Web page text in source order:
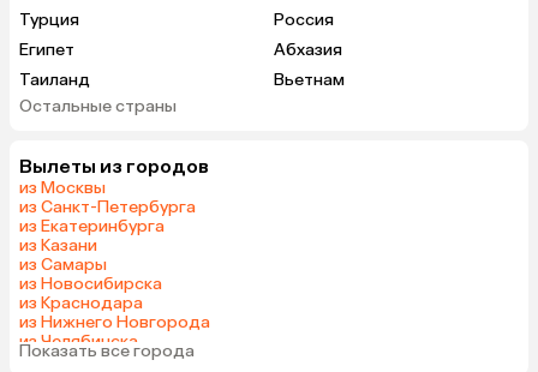
Турция
Россия
Египет
Абхазия
Таиланд
Вьетнам
ОАЭ
Армения
Казахстан
Сербия
Катар
Гонконг
Куба
Венгрия
Остальные страны
Вылеты из городов
из Москвы
из Санкт-Петербурга
из Екатеринбурга
из Казани
из Самары
из Новосибирска
из Краснодара
из Нижнего Новгорода
из Челябинска
из Тюмени
Показать все города